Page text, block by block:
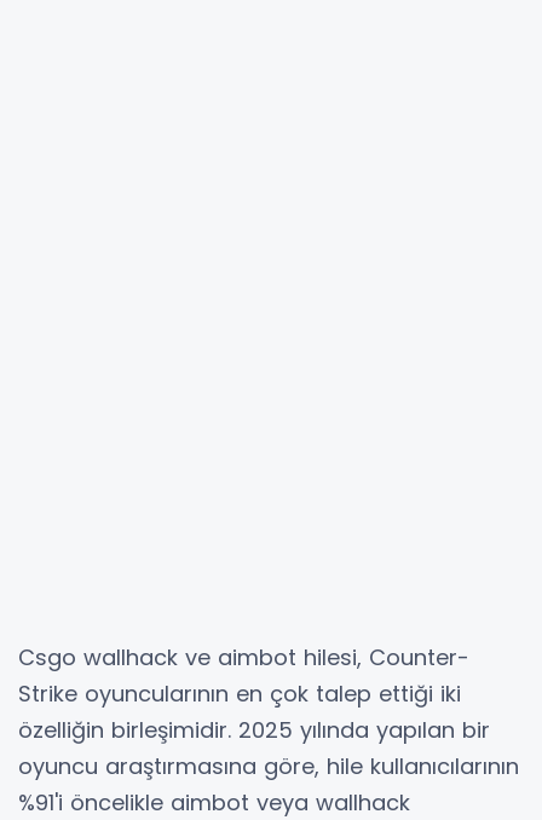
Csgo wallhack ve aimbot hilesi, Counter-
Strike oyuncularının en çok talep ettiği iki
özelliğin birleşimidir. 2025 yılında yapılan bir
oyuncu araştırmasına göre, hile kullanıcılarının
%91'i öncelikle aimbot veya wallhack